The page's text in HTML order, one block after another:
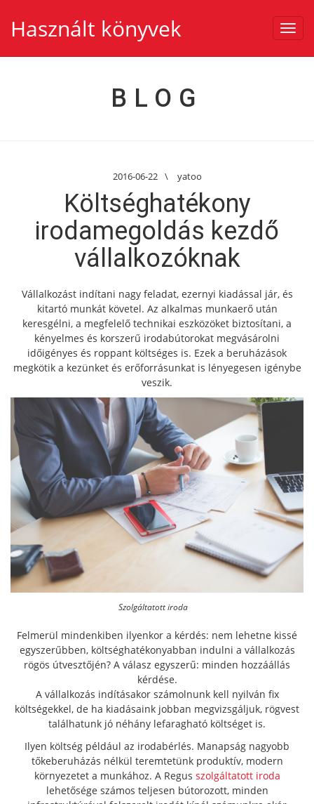
Használt könyvek
BLOG
2016-06-22 \ yatoo
Költséghatékony
irodamegoldás kezdő
vállalkozóknak
Vállalkozást indítani nagy feladat, ezernyi kiadással jár, és
kitartó munkát követel. Az alkalmas munkaerő után
keresgélni, a megfelelő technikai eszközöket biztosítani, a
kényelmes és korszerű irodabútorokat megvásárolni
időigényes és roppant költséges is. Ezek a beruházások
megkötik a kezünket és erőforrásunkat is lényegesen igénybe
veszik.
Szolgáltatott iroda
Felmerül mindenkiben ilyenkor a kérdés: nem lehetne kissé
egyszerűbben, költséghatékonyabban indulni a vállalkozás
rögös útvesztőjén? A válasz egyszerű: minden hozzáállás
kérdése.
A vállalkozás indításakor számolnunk kell nyilván fix
költségekkel, de ha kiadásaink jobban megvizsgáljuk, rögvest
találhatunk jó néhány lefaragható költséget is.
Ilyen költség például az irodabérlés. Manapság nagyobb
tőkeberuházás nélkül teremtetünk produktív, modern
környezetet a munkához. A Regus szolgáltatott iroda
lehetősége számos teljesen bútorozott, minden